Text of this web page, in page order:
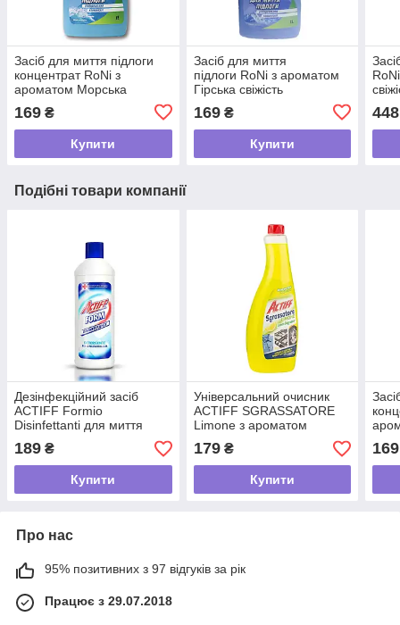
Засіб для миття підлоги
концентрат RoNi з
ароматом Морська
свіжість, ПЕ каністра, 1000
г169 ₴
Купити
Засіб для миття
підлоги RoNi з ароматом
Гірська свіжість
концентрат, ПЕ каністра,
1000 г
169₴
Купити
448
Подібні товари компанії
Дезінфекційний засіб
ACTIFF Formio
Disinfettanti для миття
підлоги, 1 л
189 ₴
Купити
Універсальний очисник
ACTIFF SGRASSATORE
Limone з ароматом
лимону (запаска), 750 мл
179₴
Купити
г
169
Про нас
95% позитивних з 97 відгуків за рік
Працює з 29.07.2018